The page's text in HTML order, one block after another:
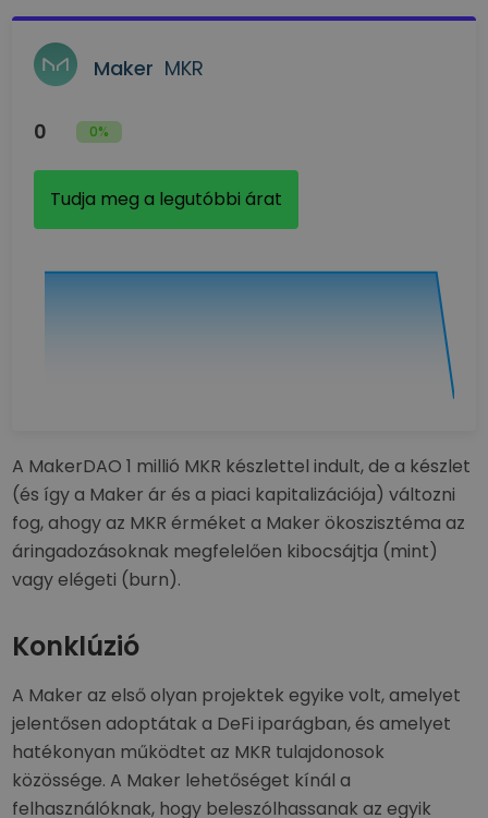
Maker MKR
0 0%
Tudja meg a legutóbbi árat
A MakerDAO 1 millió MKR készlettel indult, de a készlet
(és így a Maker ár és a piaci kapitalizációja) változni
fog, ahogy az MKR érméket a Maker ökoszisztéma az
áringadozásoknak megfelelően kibocsájtja (mint)
vagy elégeti (burn).
Konklúzió
A Maker az első olyan projektek egyike volt, amelyet
jelentősen adoptátak a DeFi iparágban, és amelyet
hatékonyan működtet az MKR tulajdonosok
közössége. A Maker lehetőséget kínál a
felhasználóknak, hogy beleszólhassanak az egyik